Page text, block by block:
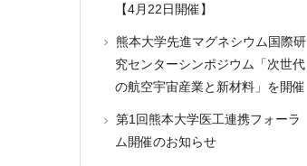
【4月22日開催】
熊本大学先進マグネシウム国際研
究センターシンポジウム「次世代
の航空宇宙産業と新材料」を開催
第1回熊本大学医工連携フォーラ
ム開催のお知らせ